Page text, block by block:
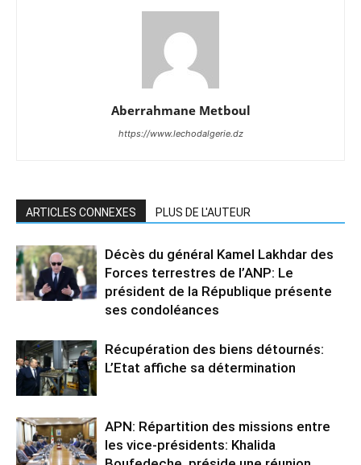
Aberrahmane Metboul
https://www.lechodalgerie.dz
ARTICLES CONNEXES PLUS DE L'AUTEUR
Décès du général Kamel Lakhdar des
Forces terrestres de l’ANP: Le
président de la République présente
ses condoléances
Récupération des biens détournés:
L’Etat affiche sa détermination
APN: Répartition des missions entre
les vice-présidents: Khalida